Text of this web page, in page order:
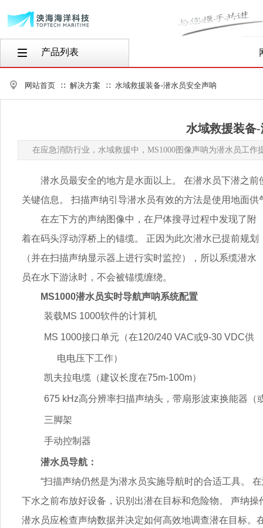
按钮文本
产品列表
网站首页 ∷ 解决方案 ∷ 水域救援装备-潜水员安全声呐
水域救援装备
在应急消防行业，水域救援中，MS1000图像声呐为潜水员工作
潜水员最安全的地方是水面以上。 在潜水员下潜之
关键信息。 扫描声纳引导潜水员有效的方法是使用地面供
在左下方的声纳图像中，在尸体搜寻过程中发现了附
着在码头浮动浮桥上的锚缆。 正因为此次潜水已提前规划
（并在扫描声纳显示器上进行实时监控），所以系缆潜水
员在水下游泳时，不会被锚缆缠绕。
MS1000潜水员实时导航声呐系统配置
装载MS 1000软件的计算机
MS 1000接口单元（在120/240 VAC或9-30 VDC供
电电压下工作）
凯夫拉电缆（建议长度在75m-100m）
675 kHz高分辨率扫描声纳头，带扇形波束换能器（
三脚架
手动控制器
潜水员导航：
“扫描声纳仍然是为潜水员实施导航时的合适工具。
下水之前布放好设备，识别出潜在目标和危险物。 声纳操
潜水员应检查声纳数据并决定如何高效地调查潜在目标。